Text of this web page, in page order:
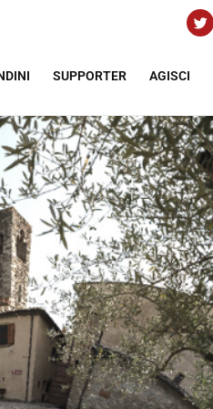
SUPPORTER AGISCI